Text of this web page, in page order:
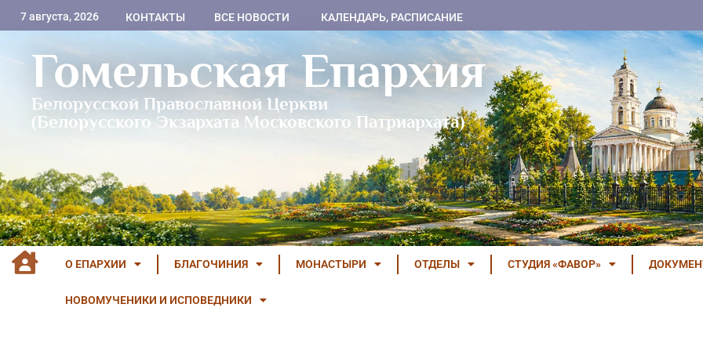
7 августа, 2026 КОНТАКТЫ ВСЕ НОВОСТИ КАЛЕНДАРЬ, РАСПИСАНИЕ
Гомельская Епархия
Белорусской Православной Церкви
(Белорусского Экзархата Московского Патриархата)
О ЕПАРХИИ БЛАГОЧИНИЯ МОНАСТЫРИ ОТДЕЛЫ СТУДИЯ «ФАВОР»
НОВОМУЧЕНИКИ И ИСПОВЕДНИКИ